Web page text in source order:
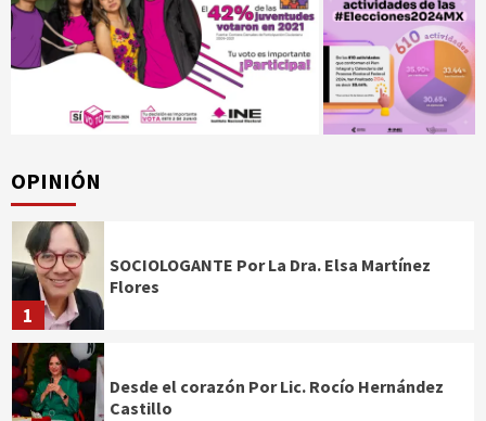
OPINIÓN
1
SOCIOLOGANTE Por La Dra. Elsa Martínez
Flores
Desde el corazón Por Lic. Rocío Hernández
Castillo